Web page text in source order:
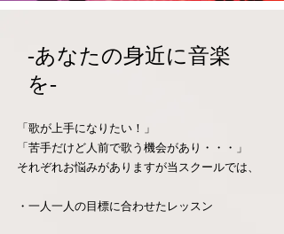
-​あなたの身近に音楽
を-
​「歌が上手になりたい！」
「苦手だけど人前で歌う機会があり・・・」
それぞれお悩みがありますが当スクールでは、
・一人一人の目標に合わせたレッスン